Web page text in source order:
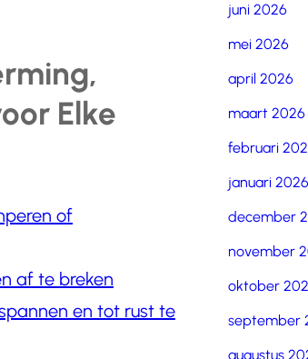
Elke
of
af te breken
en tot rust te
juni 2026
mei 2026
april 2026
maart 2026
februari
januari 2026
december
november
oktober
september
augustus